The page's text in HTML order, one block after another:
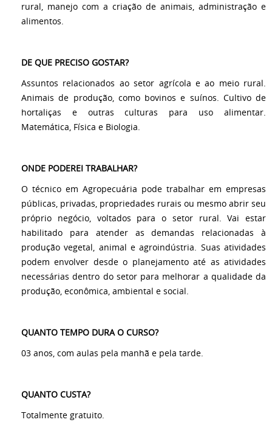
rural, manejo com a criação de animais, administração e
alimentos.
DE QUE PRECISO GOSTAR?
Assuntos relacionados ao setor agrícola e ao meio rural.
Animais de produção, como bovinos e suínos. Cultivo de
hortaliças e outras culturas para uso alimentar.
Matemática, Física e Biologia.
ONDE PODEREI TRABALHAR?
O técnico em Agropecuária pode trabalhar em empresas
públicas, privadas, propriedades rurais ou mesmo abrir seu
próprio negócio, voltados para o setor rural. Vai estar
habilitado para atender as demandas relacionadas à
produção vegetal, animal e agroindústria. Suas atividades
podem envolver desde o planejamento até as atividades
necessárias dentro do setor para melhorar a qualidade da
produção, econômica, ambiental e social.
QUANTO TEMPO DURA O CURSO?
03 anos, com aulas pela manhã e pela tarde.
QUANTO CUSTA?
Totalmente gratuito.